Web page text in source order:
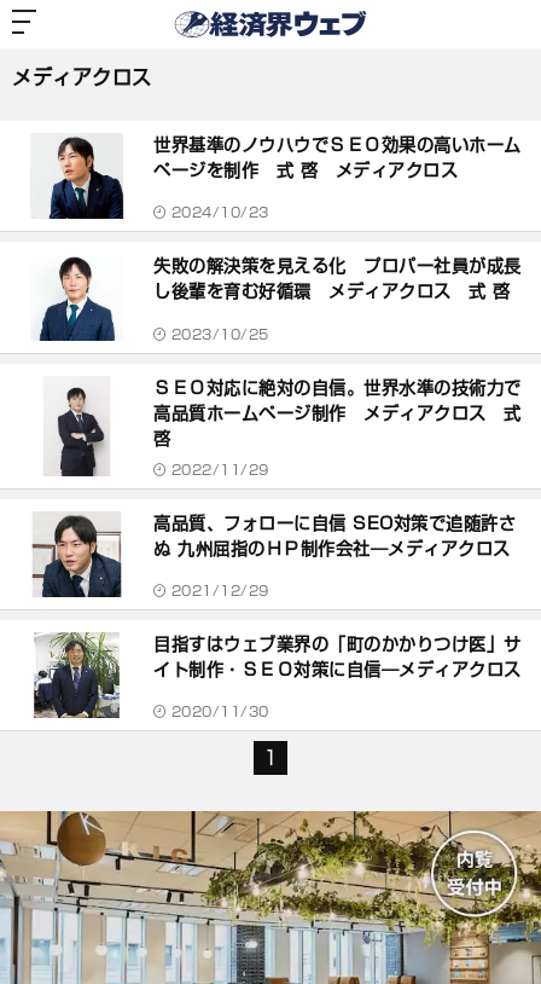
メディアクロス
世界基準のノウハウでＳＥＯ効果の高いホーム
ページを制作 式 啓 メディアクロス
2024/10/23
失敗の解決策を見える化 プロパー社員が成長
し後輩を育む好循環 メディアクロス 式 啓
2023/10/25
ＳＥＯ対応に絶対の自信。世界水準の技術力で
高品質ホームページ制作 メディアクロス 式
啓
2022/11/29
高品質、フォローに自信 SEO対策で追随許さ
ぬ 九州屈指のＨＰ制作会社―メディアクロス
2021/12/29
目指すはウェブ業界の「町のかかりつけ医」サ
イト制作・ＳＥＯ対策に自信―メディアクロス
2020/11/30
1